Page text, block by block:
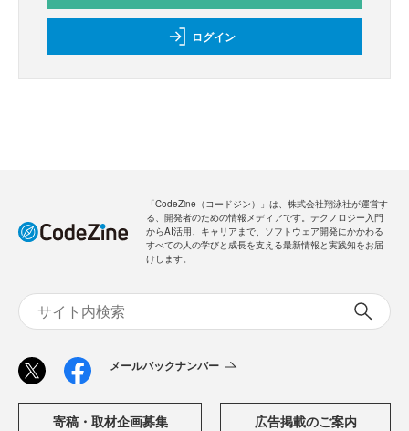
ログイン
「CodeZine（コードジン）」は、株式会社翔泳社が運営す
る、開発者のための情報メディアです。テクノロジー入門
からAI活用、キャリアまで、ソフトウェア開発にかかわる
すべての人の学びと成長を支える最新情報と実践知をお届
けします。
メールバックナンバー
寄稿・取材企画募集 広告掲載のご案内